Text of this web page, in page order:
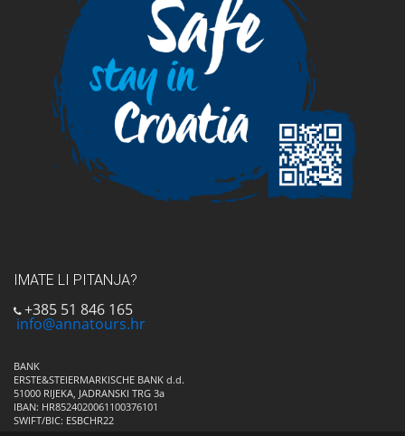
IMATE LI PITANJA?
+385 51 846 165
info@annatours.hr
BANK
ERSTE&STEIERMARKISCHE BANK d.d.
51000 RIJEKA, JADRANSKI TRG 3a
IBAN: HR8524020061100376101
SWIFT/BIC: ESBCHR22